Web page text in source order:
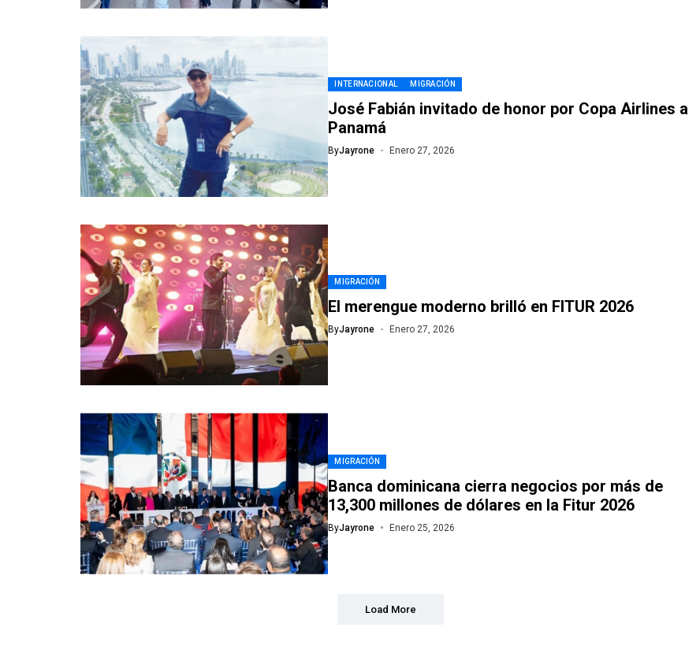
INTERNACIONAL MIGRACIÓN
José Fabián invitado de honor por Copa Airlines a
Panamá
ByJayrone Enero 27, 2026
MIGRACIÓN
El merengue moderno brilló en FITUR 2026
ByJayrone Enero 27, 2026
MIGRACIÓN
Banca dominicana cierra negocios por más de
13,300 millones de dólares en la Fitur 2026
ByJayrone Enero 25, 2026
Load More